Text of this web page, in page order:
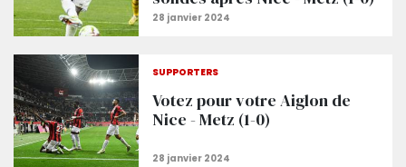
SUPPORTERS
Votez pour votre Aiglon de
Nice - Metz (1-0)